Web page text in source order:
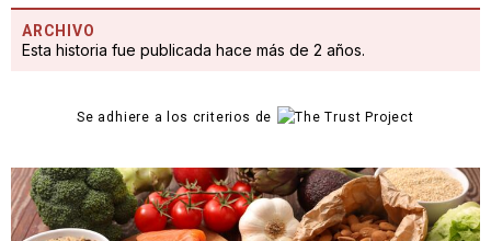
ARCHIVO
Esta historia fue publicada hace más de 2 años.
Se adhiere a los criterios de